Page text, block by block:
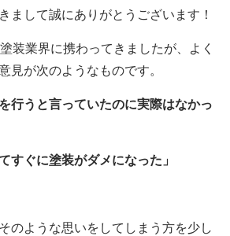
まして誠にありがとうございます！
装業界に携わってきましたが、よく
見が次のようなものです。
行うと言っていたのに実際はなかっ
すぐに塗装がダメになった」
のような思いをしてしまう方を少し